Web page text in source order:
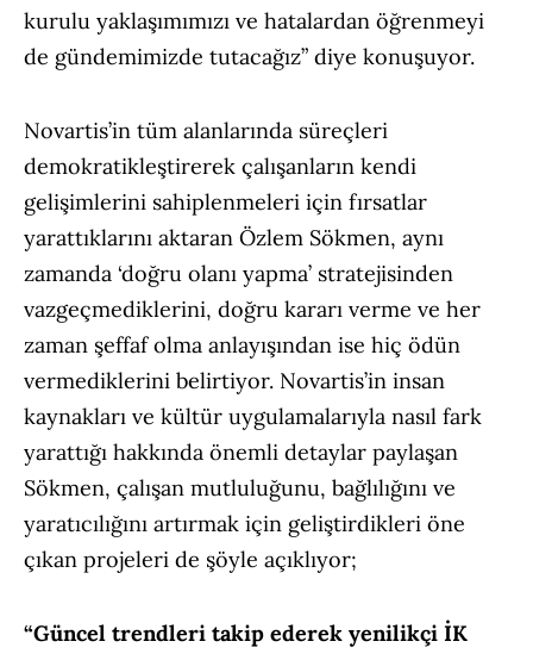
kurulu yaklaşımımızı ve hatalardan öğrenmeyi
de gündemimizde tutacağız” diye konuşuyor.
Novartis’in tüm alanlarında süreçleri
demokratikleştirerek çalışanların kendi
gelişimlerini sahiplenmeleri için fırsatlar
yarattıklarını aktaran Özlem Sökmen, aynı
zamanda ‘doğru olanı yapma’ stratejisinden
vazgeçmediklerini, doğru kararı verme ve her
zaman şeffaf olma anlayışından ise hiç ödün
vermediklerini belirtiyor. Novartis’in insan
kaynakları ve kültür uygulamalarıyla nasıl fark
yarattığı hakkında önemli detaylar paylaşan
Sökmen, çalışan mutluluğunu, bağlılığını ve
yaratıcılığını artırmak için geliştirdikleri öne
çıkan projeleri de şöyle açıklıyor;
“Güncel trendleri takip ederek yenilikçi İK